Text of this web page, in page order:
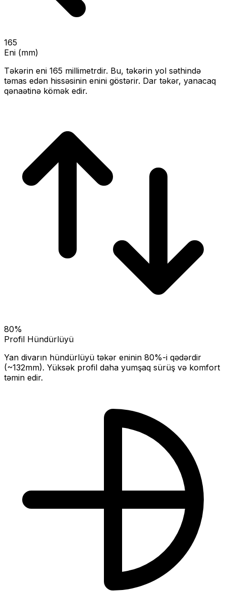
165
Eni (mm)
Təkərin eni 165 millimetrdir. Bu, təkərin yol səthində
təmas edən hissəsinin enini göstərir. Dar təkər, yanacaq
qənaətinə kömək edir.
80%
Profil Hündürlüyü
Yan divarın hündürlüyü təkər eninin 80%-i qədərdir
(~132mm). Yüksək profil daha yumşaq sürüş və komfort
təmin edir.